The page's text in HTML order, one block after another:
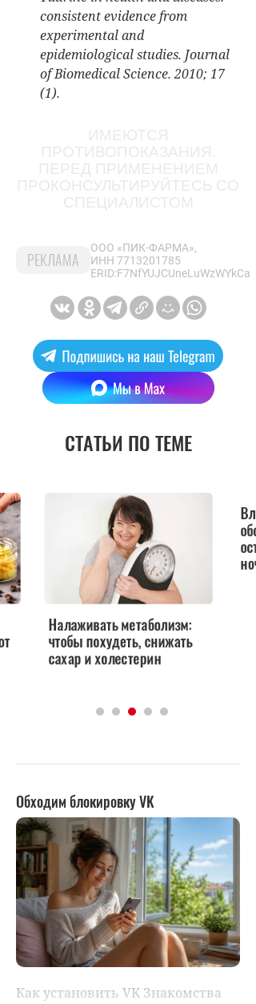
consistent evidence from
experimental and
epidemiological studies. Journal
of Biomedical Science. 2010; 17
(1).
РЕКЛАМА
ООО «ПИК-ФАРМА»,
ИНН 7713201785
ERID:F7NfYUJCUneLuWzWYkCa
СТАТЬИ ПО ТЕМЕ
Налаживать метаболизм:
чтобы похудеть, снижать
сахар и холестерин